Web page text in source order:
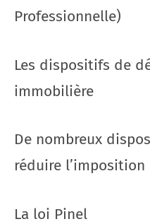
Professionnelle)
Les dispositifs de
immobilière
De nombreux
réduire l’imposition
La loi Pinel